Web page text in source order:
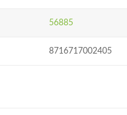
56885
8716717002405